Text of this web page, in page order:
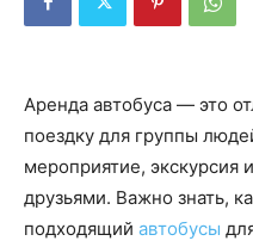
Аренда автобуса — это
поездку для группы
мероприятие, экскурсия
друзьями. Важно знать,
подходящий автобусы